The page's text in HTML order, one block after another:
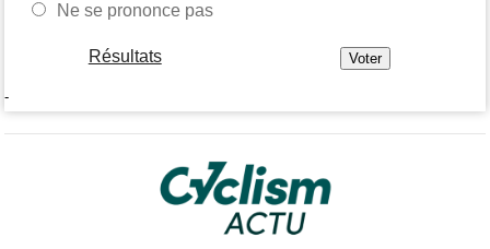
Ne se prononce pas
Résultats
-